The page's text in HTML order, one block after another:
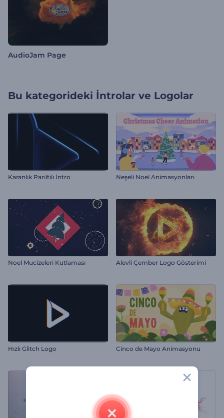
AudioJam Page
Bu kategorideki İntrolar ve Logolar
Karanlık Parıltılı İntro Neşeli Noel Animasyonları
Noel Mucizeleri Kutlaması Alevli Çember Logo Gösterimi
Hızlı Glitch Logo Cinco de Mayo Animasyonu